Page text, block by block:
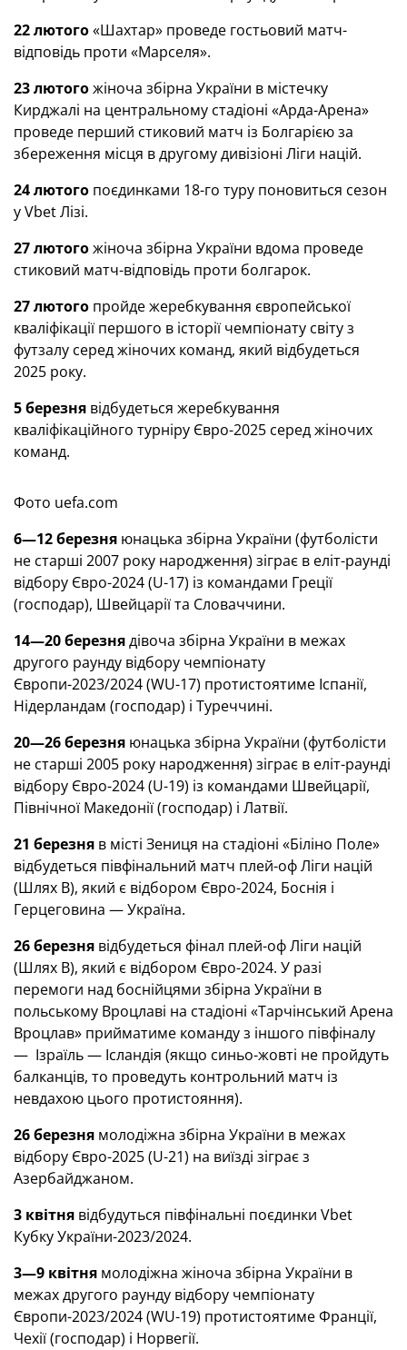
22 лютого«Шахтар» проведе гостьовий матч-
відповідь проти «Марселя».
23 лютогожіноча збірна України в містечку
Кирджалі на центральному стадіоні «Арда-Арена»
проведе перший стиковий матч із Болгарією за
збереження місця в другому дивізіоні Ліги націй.
24 лютого поєдинками 18-го туру поновиться сезон
у Vbet Лізі.
27 лютогожіноча збірна України вдома проведе
стиковий матч-відповідь проти болгарок.
27 лютого пройде жеребкування європейської
кваліфікації першого в історії чемпіонату світу з
футзалу серед жіночих команд, який відбудеться
2025 року.
5 березня відбудеться жеребкування
кваліфікаційного турніру Євро-2025 серед жіночих
команд.
Фото uefa.com
6—12 березня юнацька збірна України (футболісти
не старші 2007 року народження) зіграє в еліт-раунді
відбору Євро-2024 (U-17) із командами Греції
(господар), Швейцарії та Словаччини.
14—20 березнядівоча збірна України в межах
другого раунду відбору чемпіонату
Європи-2023/2024 (WU-17) протистоятиме Іспанії,
Нідерландам (господар) і Туреччині.
20—26 березня юнацька збірна України (футболісти
не старші 2005 року народження) зіграє в еліт-раунді
відбору Євро-2024 (U-19) із командами Швейцарії,
Північної Македонії (господар) і Латвії.
21 березня в місті Зениця на стадіоні «Біліно Поле»
відбудеться півфінальний матч плей-оф Ліги націй
(Шлях В), який є відбором Євро-2024, Боснія і
Герцеговина — Україна.
26 березня відбудеться фінал плей-оф Ліги націй
(Шлях В), який є відбором Євро-2024. У разі
перемоги над боснійцями збірна України в
польському Вроцлаві на стадіоні «Тарчінський Арена
Вроцлав» прийматиме команду з іншого півфіналу
— Ізраїль — Ісландія (якщо синьо-жовті не пройдуть
балканців, то проведуть контрольний матч із
невдахою цього протистояння).
26 березня молодіжна збірна України в межах
відбору Євро-2025 (U-21) на виїзді зіграє з
Азербайджаном.
3 квітня відбудуться півфінальні поєдинки Vbet
Кубку України-2023/2024.
3—9 квітня молодіжна жіноча збірна України в
межах другого раунду відбору чемпіонату
Європи-2023/2024 (WU-19) протистоятиме Франції,
Чехії (господар) і Норвегії.